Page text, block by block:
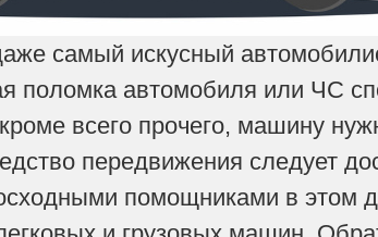
самый искусный
поломка автомобиля или ЧС
всего прочего, машину
передвижения следует
помощниками в этом